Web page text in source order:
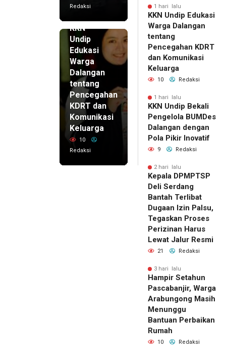
Redaksi
KKN
Undip
Edukasi
Warga
Dalangan
tentang
Pencegahan
KDRT dan
Komunikasi
Keluarga
10
Redaksi
1 hari lalu
KKN Undip Edukasi
Warga Dalangan
tentang
Pencegahan KDRT
dan Komunikasi
Keluarga
10 Redaksi
1 hari lalu
KKN Undip Bekali
Pengelola BUMDes
Dalangan dengan
Pola Pikir Inovatif
9 Redaksi
2 hari lalu
Kepala DPMPTSP
Deli Serdang
Bantah Terlibat
Dugaan Izin Palsu,
Tegaskan Proses
Perizinan Harus
Lewat Jalur Resmi
21 Redaksi
3 hari lalu
Hampir Setahun
Pascabanjir, Warga
Arabungong Masih
Menunggu
Bantuan Perbaikan
Rumah
10 Redaksi